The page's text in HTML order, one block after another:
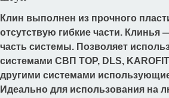
Клин выполнен из прочного
отсутствую гибкие части. Клинья
часть системы. Позволяет
системами СВП TOP, DLS,
другими системами
Идеально для использования на